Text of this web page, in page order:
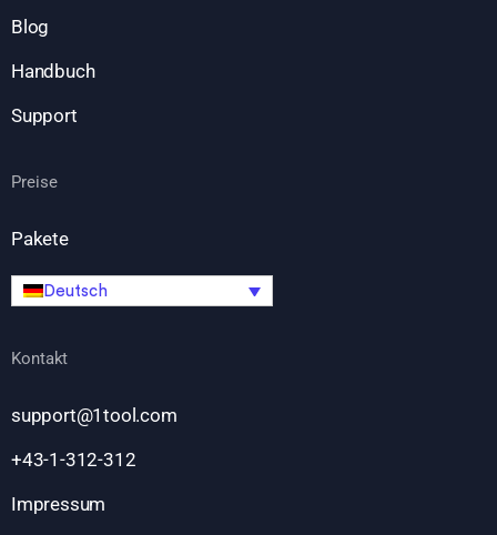
Blog
Handbuch
Support
Preise
Pakete
Deutsch
Kontakt
support@1tool.com
+43-1-312-312
Impressum